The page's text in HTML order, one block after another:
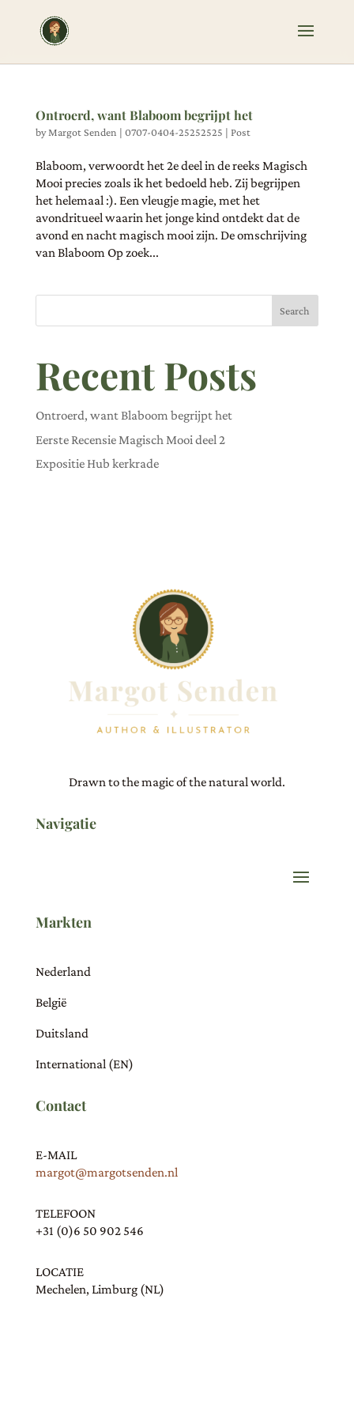
Ontroerd, want Blaboom begrijpt het
byMargot Senden | 0707-0404-25252525 | Post
Blaboom, verwoordt het 2e deel in de reeks Magisch
Mooi precies zoals ik het bedoeld heb. Zij begrijpen
het helemaal :). Een vleugje magie, met het
avondritueel waarin het jonge kind ontdekt dat de
avond en nacht magisch mooi zijn. De omschrijving
van Blaboom Op zoek...
Search
Recent Posts
Ontroerd, want Blaboom begrijpt het
Eerste Recensie Magisch Mooi deel 2
Expositie Hub kerkrade
Drawn to the magic of the natural world.
Navigatie
Markten
Nederland
België
Duitsland
International (EN)
Contact
E-MAIL
margot@margotsenden.nl
TELEFOON
+31 (0)6 50 902 546
LOCATIE
Mechelen, Limburg (NL)